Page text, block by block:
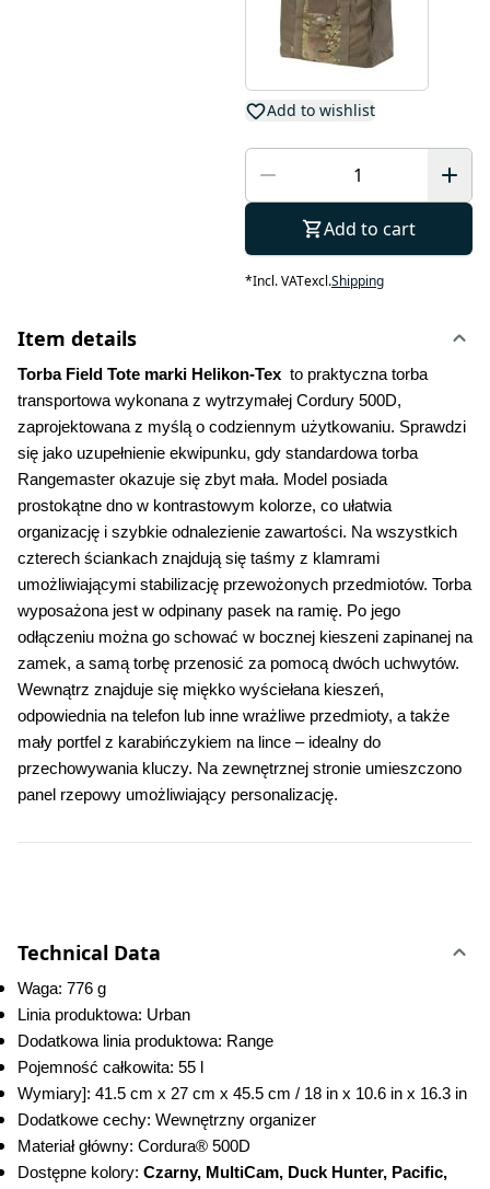
Add to wishlist
Add to cart
*Incl. VATexcl.Shipping
Item details
Torba Field Tote marki Helikon-Tex to praktyczna torba
transportowa wykonana z wytrzymałej Cordury 500D,
zaprojektowana z myślą o codziennym użytkowaniu. Sprawdzi
się jako uzupełnienie ekwipunku, gdy standardowa torba
Rangemaster okazuje się zbyt mała. Model posiada
prostokątne dno w kontrastowym kolorze, co ułatwia
organizację i szybkie odnalezienie zawartości. Na wszystkich
czterech ściankach znajdują się taśmy z klamrami
umożliwiającymi stabilizację przewożonych przedmiotów. Torba
wyposażona jest w odpinany pasek na ramię. Po jego
odłączeniu można go schować w bocznej kieszeni zapinanej na
zamek, a samą torbę przenosić za pomocą dwóch uchwytów.
Wewnątrz znajduje się miękko wyściełana kieszeń,
odpowiednia na telefon lub inne wrażliwe przedmioty, a także
mały portfel z karabińczykiem na lince – idealny do
przechowywania kluczy. Na zewnętrznej stronie umieszczono
panel rzepowy umożliwiający personalizację.
Technical Data
Waga: 776 g
Linia produktowa: Urban
Dodatkowa linia produktowa: Range
Pojemność całkowita: 55 l
Wymiary]: 41.5 cm x 27 cm x 45.5 cm / 18 in x 10.6 in x 16.3 in
Dodatkowe cechy: Wewnętrzny organizer
Materiał główny: Cordura® 500D
Dostępne kolory: Czarny, MultiCam, Duck Hunter, Pacific,